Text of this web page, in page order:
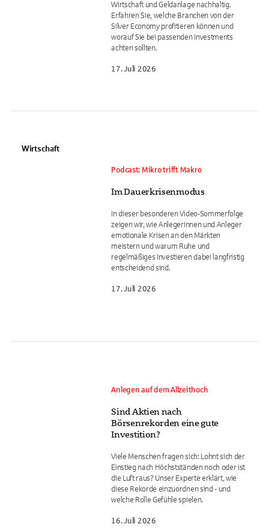
Wirtschaft und Geldanlage nachhaltig.
Erfahren Sie, welche Branchen von der
Silver Economy profitieren können und
worauf Sie bei passenden Investments
achten sollten.
17. Juli 2026
Wirtschaft
Podcast: Mikro trifft Makro
Im Dauerkrisenmodus
In dieser besonderen Video-Sommerfolge
zeigen wir, wie Anlegerinnen und Anleger
emotionale Krisen an den Märkten
meistern und warum Ruhe und
regelmäßiges Investieren dabei langfristig
entscheidend sind.
17. Juli 2026
Anlegen auf dem Allzeithoch
Sind Aktien nach
Börsenrekorden eine gute
Investition?
Viele Menschen fragen sich: Lohnt sich der
Einstieg nach Höchstständen noch oder ist
die Luft raus? Unser Experte erklärt, wie
diese Rekorde einzuordnen sind - und
welche Rolle Gefühle spielen.
16. Juli 2026